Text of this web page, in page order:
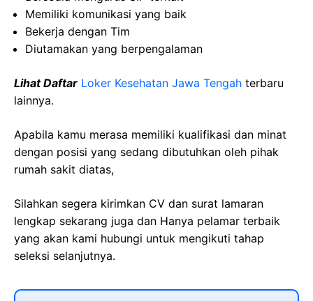
Memiliki komunikasi yang baik
Bekerja dengan Tim
Diutamakan yang berpengalaman
Lihat Daftar Loker Kesehatan Jawa Tengah terbaru
lainnya.
Apabila kamu merasa memiliki kualifikasi dan minat
dengan posisi yang sedang dibutuhkan oleh pihak
rumah sakit diatas,
Silahkan segera kirimkan CV dan surat lamaran
lengkap sekarang juga dan Hanya pelamar terbaik
yang akan kami hubungi untuk mengikuti tahap
seleksi selanjutnya.